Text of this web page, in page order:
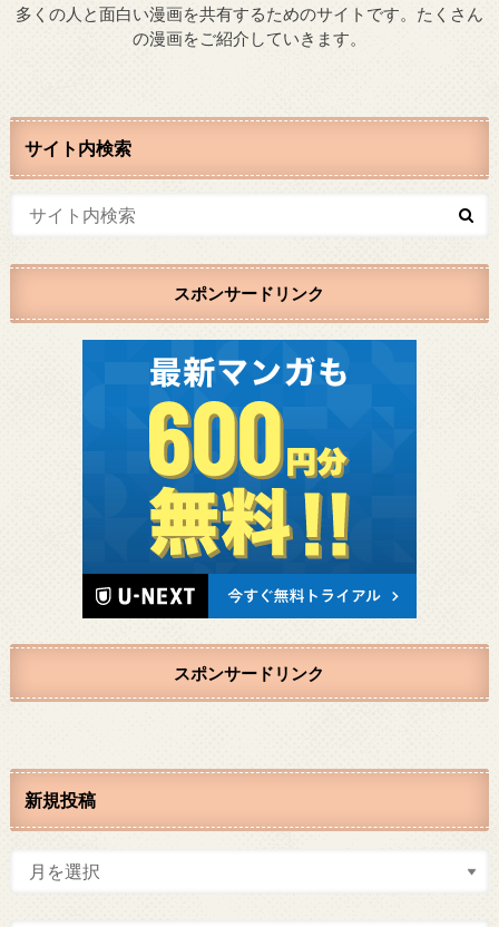
多くの人と面白い漫画を共有するためのサイトです。たくさん
の漫画をご紹介していきます。
サイト内検索
スポンサードリンク
スポンサードリンク
新規投稿